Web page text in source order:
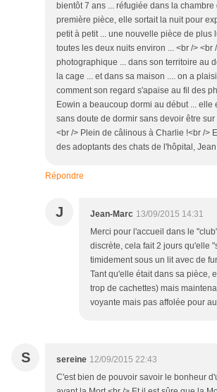
bientôt 7 ans ... réfugiée dans la chambre
première pièce, elle sortait la nuit pour
petit à petit ... une nouvelle pièce de plus
toutes les deux nuits environ ... <br /> <br
photographique ... dans son territoire au
la cage ... et dans sa maison .... on a
comment son regard s'apaise au fil des
Eowin a beaucoup dormi au début ... elle
sans doute de dormir sans devoir être
<br /> Plein de câlinous à Charlie !<br />
des adoptants des chats de l'hôpital,
Répondre
J Jean-Marc 13/09/2015 14:31
Merci pour l'accueil dans le
discrète, cela fait 2 jours qu'elle
timidement sous un lit avec de
Tant qu'elle était dans sa pièce,
trop de cachettes) mais
voyante mais pas affolée pour
S sereine 12/09/2015 22:43
C'est bien de pouvoir savoir le bonheur